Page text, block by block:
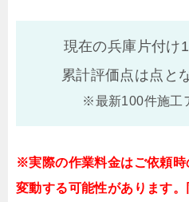
現在の兵庫片付け
累計評価点は点と
※最新100件施工
※実際の作業料金はご依頼時
変動する可能性があります